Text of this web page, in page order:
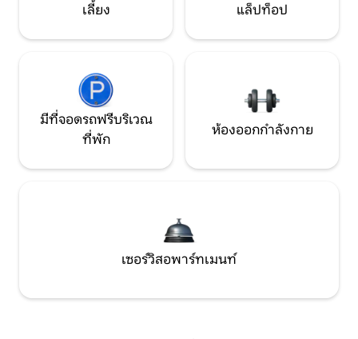
เลี้ยง
แล็ปท็อป
มีที่จอดรถฟรีบริเวณ
ที่พัก
ห้องออกกำลังกาย
เซอร์วิสอพาร์ทเมนท์